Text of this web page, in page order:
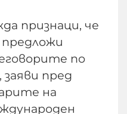
признаци, че
предложи
по
заяви пред
на